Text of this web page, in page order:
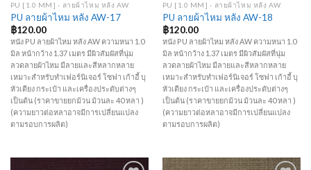
PU [1.0 MM] - ลายผ้าไหม หลัง AW
PU ลายผ้าไหม หลัง AW-17
฿120.00
หนัง PU ลายผ้าไหม หลัง AW ความหนา 1.0
มิล หน้ากว้าง 1.37 เมตร มีผิวสัมผัสที่นุ่ม
ลวดลายผ้าไหม มีลายและสีหลากหลาย
เหมาะสำหรับทำเฟอร์นิเจอร์ โซฟา เก้าอี้ บุ
หัวเตียง กระเป๋า และเครื่องประดับต่างๆ
เป็นต้น (ราคาขายยกม้วน ม้วนละ 40 หลา )
(ความยาวต่อหลาอาจมีการเปลี่ยนแปลง
ตามรอบการผลิต)
PU [1.0 MM] - ลายผ้าไหม หลัง AW
PU ลายผ้าไหม หลัง AW-18
฿120.00
หนัง PU ลายผ้าไหม หลัง AW ความหนา 1.0
มิล หน้ากว้าง 1.37 เมตร มีผิวสัมผัสที่นุ่ม
ลวดลายผ้าไหม มีลายและสีหลากหลาย
เหมาะสำหรับทำเฟอร์นิเจอร์ โซฟา เก้าอี้ บุ
หัวเตียง กระเป๋า และเครื่องประดับต่างๆ
เป็นต้น (ราคาขายยกม้วน ม้วนละ 40 หลา )
(ความยาวต่อหลาอาจมีการเปลี่ยนแปลง
ตามรอบการผลิต)